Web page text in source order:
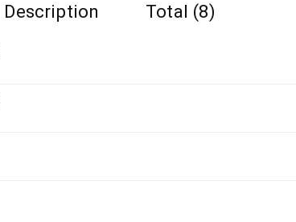
Description Total (8)